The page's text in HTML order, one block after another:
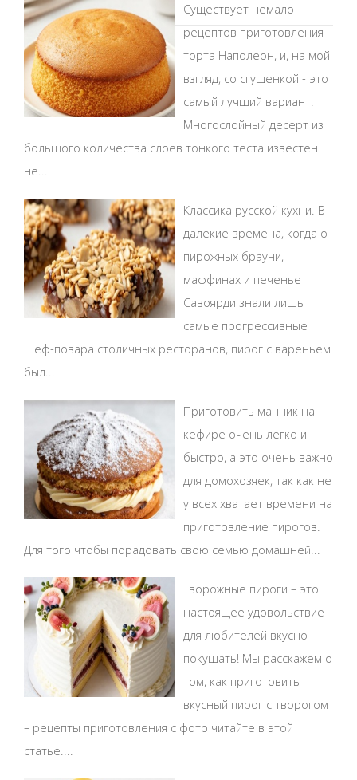
Существует немало
рецептов приготовления
торта Наполеон, и, на мой
взгляд, со сгущенкой - это
самый лучший вариант.
Многослойный десерт из
большого количества слоев тонкого теста известен
не...
Классика русской кухни. В
далекие времена, когда о
пирожных брауни,
маффинах и печенье
Савоярди знали лишь
самые прогрессивные
шеф-повара столичных ресторанов, пирог с вареньем
был...
Приготовить манник на
кефире очень легко и
быстро, а это очень важно
для домохозяек, так как не
у всех хватает времени на
приготовление пирогов.
Для того чтобы порадовать свою семью домашней...
Творожные пироги – это
настоящее удовольствие
для любителей вкусно
покушать! Мы расскажем о
том, как приготовить
вкусный пирог с творогом
– рецепты приготовления с фото читайте в этой
статье....